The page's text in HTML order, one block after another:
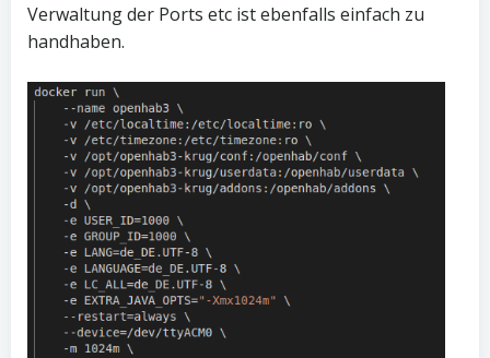
Verwaltung der Ports etc ist ebenfalls einfach zu
handhaben.